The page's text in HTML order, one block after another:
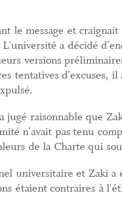
le message et
a décidé
versions
tentatives d'excuses,
raisonnable que
n'avait pas tenu
de la Charte qui
universitaire et Zaki
étaient contraires à